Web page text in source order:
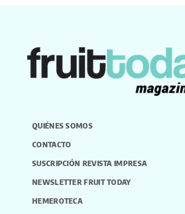
QUIÉNES SOMOS
CONTACTO
SUSCRIPCIÓN REVISTA IMPRESA
NEWSLETTER FRUIT TODAY
HEMEROTECA